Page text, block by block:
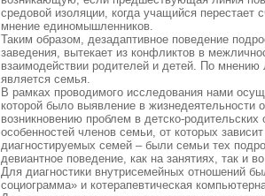
средовой изоляции, когда учащийся перестает
мнение единомышленников.
Таким образом, дезадаптивное поведение
заведения, вытекает из конфликтов в
взаимодействии родителей и детей. По
является семья.
В рамках проводимого исследования нами
которой было выявление в жизнедеятельности
возникновению проблем в детско-
особенностей членов семьи, от которых
диагностируемых семей – были семьи тех
девиантное поведение, как на занятиях, так и
Для диагностики внутрисемейных отношений
социограмма» и котерапевтическая